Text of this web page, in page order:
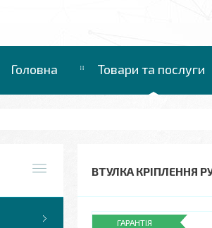
Головна Товари та послуги
ВТУЛКА КРІПЛЕННЯ
ГАРАНТІЯ